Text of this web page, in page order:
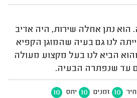
הוא נתן אחלה שירות, היה אדיב
לנו גם בעיה שהמזגן הקפיא
הביא לנו בעל מקצוע מעולה
עד שנפתרה הבעיה.
10 זמנים 10 יחס 10